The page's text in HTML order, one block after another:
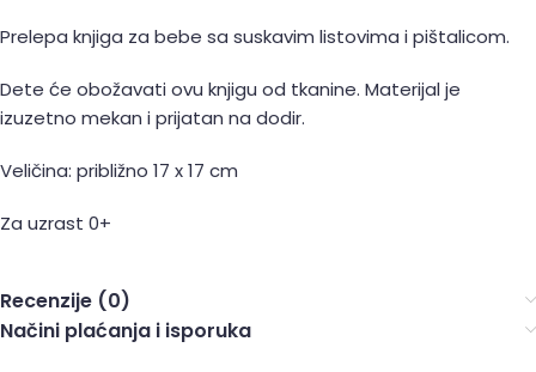
Prelepa knjiga za bebe sa suskavim listovima i pištalicom.
Dete će obožavati ovu knjigu od tkanine. Materijal je
izuzetno mekan i prijatan na dodir.
Veličina: približno 17 x 17 cm
Za uzrast 0+
Recenzije (0)
Načini plaćanja i isporuka